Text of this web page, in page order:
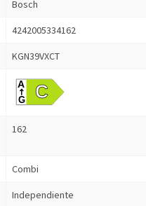
Bosch
4242005334162
KGN39VXCT
162
Combi
Independiente